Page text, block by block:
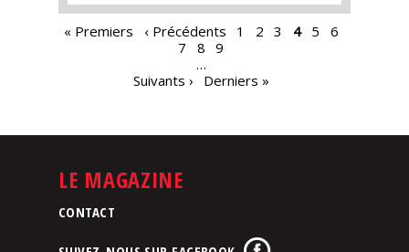
PAGES
« Premiers ‹ Précédents 1 2 3 4 5
6
7
8
9
…
Suivants ›
Derniers »
LE MAGAZINE
CONTACT